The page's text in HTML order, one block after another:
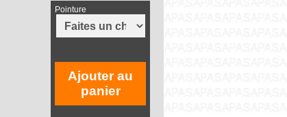
Pointure
Ajouter au
panier